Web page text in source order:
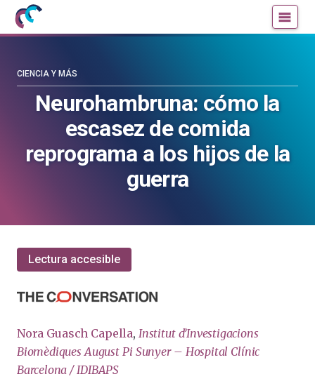
Mujeres
con
blog
Neurohambruna: cómo la
escasez de comida
reprograma a los hijos de la
guerra
CIENCIA Y MÁS
Lectura accesible
Nora Guasch Capella,Institut d’Investigacions
Biomèdiques August Pi Sunyer – Hospital Clínic
Barcelona / IDIBAPS